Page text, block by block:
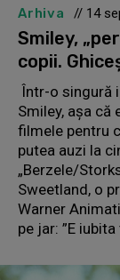
Arhiva // 14
Smiley,
copii.
Într-o singură
Smiley, aşa că
filmele pentru
putea auzi la
„Berzele/
Sweetland, o
Warner
pe jar: ”E iubita